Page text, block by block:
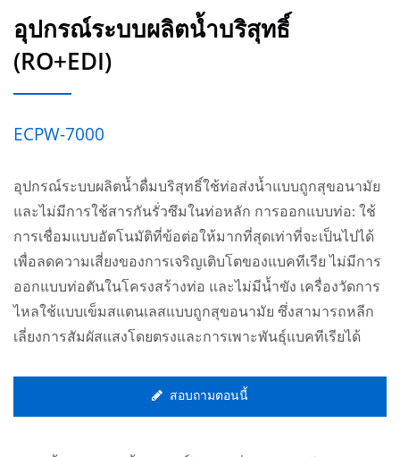
อุปกรณ์ระบบผลิตน้ำบริสุทธิ์
(RO+EDI)
ECPW-7000
อุปกรณ์ระบบผลิตน้ำดื่มบริสุทธิ์ใช้ท่อส่งน้ำแบบถูกสุขอนามัย
และไม่มีการใช้สารกันรั่วซึมในท่อหลัก การออกแบบท่อ: ใช้
การเชื่อมแบบอัตโนมัติที่ข้อต่อให้มากที่สุดเท่าที่จะเป็นไปได้
เพื่อลดความเสี่ยงของการเจริญเติบโตของแบคทีเรีย ไม่มีการ
ออกแบบท่อตันในโครงสร้างท่อ และไม่มีน้ำขัง เครื่องวัดการ
ไหลใช้แบบเข็มสแตนเลสแบบถูกสุขอนามัย ซึ่งสามารถหลีก
เลี่ยงการสัมผัสแสงโดยตรงและการเพาะพันธุ์แบคทีเรียได้
สอบถามตอนนี้